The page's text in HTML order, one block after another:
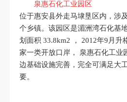
泉惠石化工业园区
位于惠安县外走马埭垦区内，涉
个乡镇。该园区是湄洲湾石化基
划面积 33.8km2 ， 2012年9月升
家一类开放口岸， 泉惠石化工业
边基础设施完善，完全可满足大
要。